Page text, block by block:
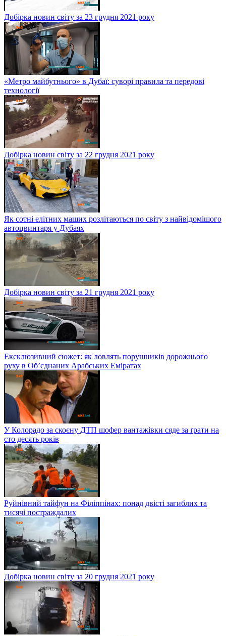
Добірка новин світу за 23 грудня 2021 року
«Метро майбутнього» в Дубаї: суворі правила та передові
технології
Добірка новин світу за 22 грудня 2021 року
Як сотні елітних маших розлітаються по світу з найвідомішого
автоцвинтаря у Дубаях
Добірка новин світу за 21 грудня 2021 року
Ексклюзивний сюжет: як ловлять порушників дорожнього
руху в Об’єднаних Арабських Еміратах
У Колорадо за скоєну ДТП шофер вантажівки сяде за ґрати на
сто десять років
Руйнівний тайфун на Філіппінах: понад двісті загиблих та
тисячі постраждалих
Добірка новин світу за 20 грудня 2021 року